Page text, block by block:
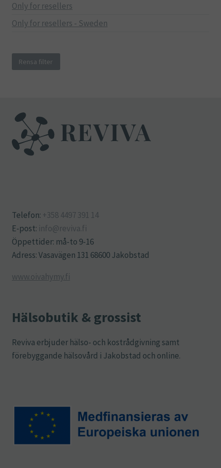
Only for resellers
Only for resellers - Sweden
Rensa filter
Telefon: +358 4497 391 14
E-post: info@reviva.fi
Öppettider: må-to 9-16
Adress: Vasavägen 131 68600 Jakobstad
www.oivahymy.fi
Hälsobutik & grossist
Reviva erbjuder hälso- och kostrådgivning samt
förebyggande hälsovård i Jakobstad och online.